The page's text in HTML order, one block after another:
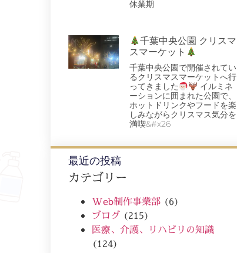
休業期
千葉中央公園 クリスマ
スマーケット
千葉中央公園で開催されてい
るクリスマスマーケットへ行
ってきました
イルミネ
ーションに囲まれた公園で、
ホットドリンクやフードを楽
しみながらクリスマス気分を
満喫&#x26
最近の投稿
カテゴリー
Web制作事業部 (6)
ブログ (215)
医療、介護、リハビリの知識
(124)